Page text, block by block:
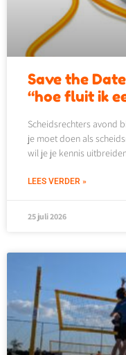
Save the
“hoe fluit ik
Scheidsrechters avond
je moet doen als
wil je je kennis
LEES VERDER »
25 juli 2026